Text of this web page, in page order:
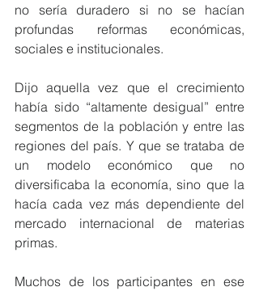
no sería duradero si no se hacían
profundas reformas económicas,
sociales e institucionales.
Dijo aquella vez que el crecimiento
había sido “altamente desigual” entre
segmentos de la población y entre las
regiones del país. Y que se trataba de
un modelo económico que no
diversificaba la economía, sino que la
hacía cada vez más dependiente del
mercado internacional de materias
primas.
Muchos de los participantes en ese